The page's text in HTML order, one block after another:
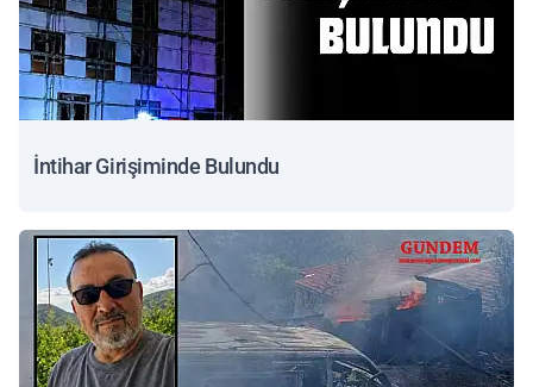
İntihar Girişiminde Bulundu